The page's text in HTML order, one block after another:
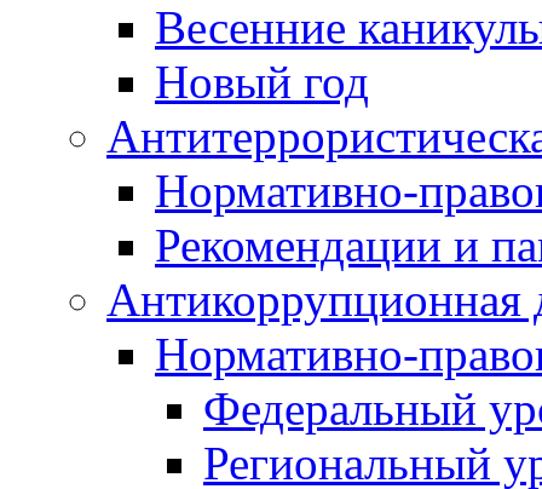
Весенние
Новый год
Нормативно-
Рекомендации и
Антикоррупционная
Нормативно-
Федеральный
Региональный